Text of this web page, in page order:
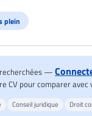
plein
—
CV pour comparer avec
Conseil juridique Droit